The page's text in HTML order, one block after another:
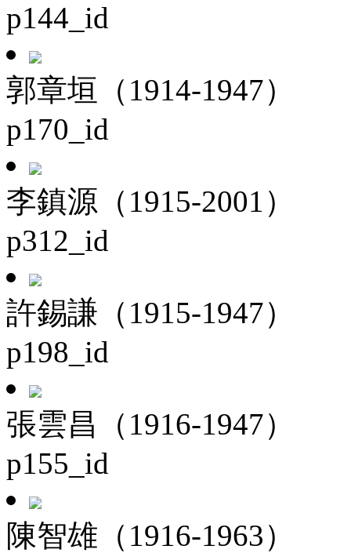
p144_id
郭章垣（1914-1947）
p170_id
李鎮源（1915-2001）
p312_id
許錫謙（1915-1947）
p198_id
張雲昌（1916-1947）
p155_id
陳智雄（1916-1963）